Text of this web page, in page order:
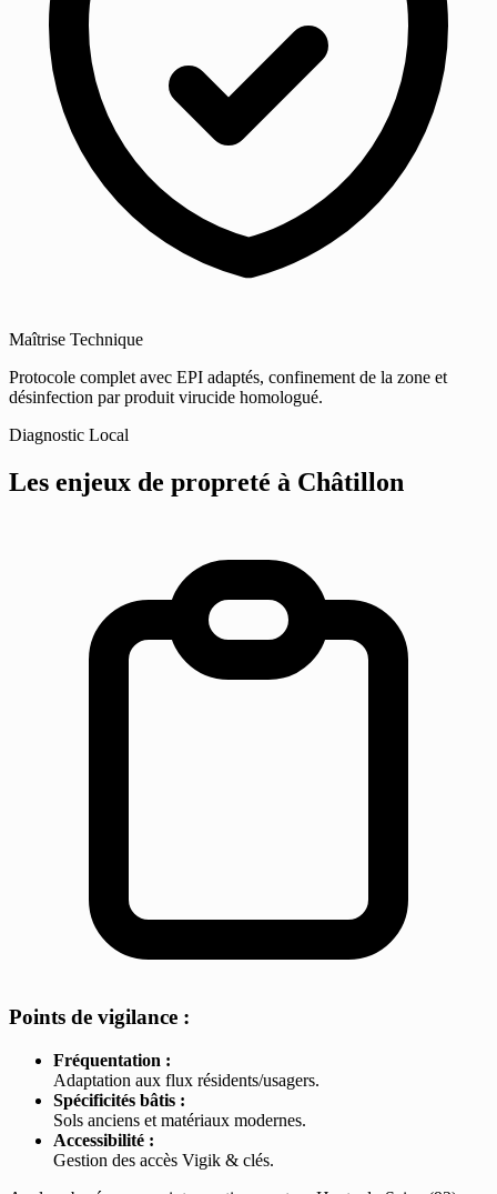
Maîtrise Technique
Protocole complet avec EPI adaptés, confinement de la zone et
désinfection par produit virucide homologué.
Diagnostic Local
Les enjeux de propreté à Châtillon
Points de vigilance :
Fréquentation :
Adaptation aux flux résidents/usagers.
Spécificités bâtis :
Sols anciens et matériaux modernes.
Accessibilité :
Gestion des accès Vigik & clés.